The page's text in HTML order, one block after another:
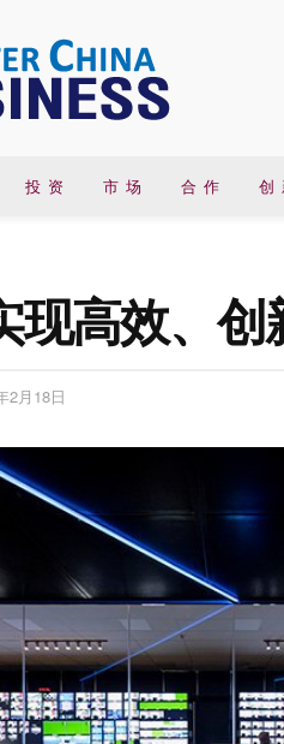
投 资 市 场 合 作 创
现高效、
2月18日